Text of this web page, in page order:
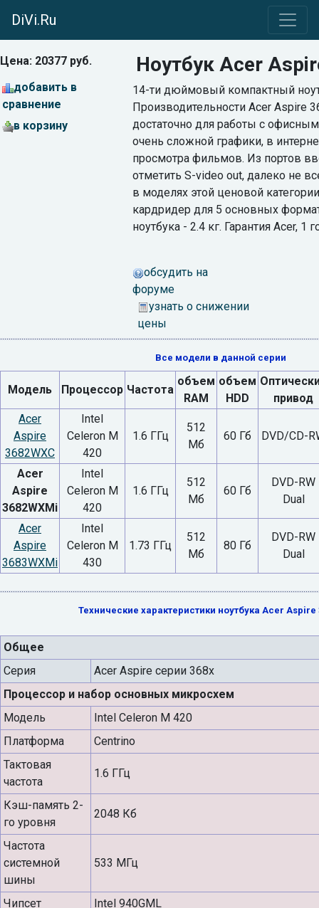
DiVi.Ru
Цена: 20377 руб.
добавить в
сравнение
в корзину
Ноутбук Acer
14-ти дюймовый компактный
Производительности Acer Aspire
достаточно для работы с
очень сложной графики, в
просмотра фильмов. Из портов
отметить S-video out, далеко не
в моделях этой ценовой
кардридер для 5 основных
ноутбука - 2.4 кг. Гарантия Acer, 1
обсудить на
форуме
узнать о снижении
цены
Все модели в данной серии
Модель Процессор Частота
объем
RAM
объем
HDD
привод
Acer
Aspire
3682WXC
Intel
Celeron M
420
1.6 ГГц
512
Мб
60 Гб DVD/CD-
Acer
Aspire
3682WXMi
Intel
Celeron M
420
1.6 ГГц
512
Мб
60 Гб
DVD-RW
Dual
Acer
Aspire
3683WXMi
Intel
Celeron M
430
1.73 ГГц
512
Мб
80 Гб
DVD-RW
Dual
Технические характеристики ноутбука Acer Aspire
Общее
Серия
Acer Aspire серии 368x
Процессор и набор основных микросхем
Модель
Intel Celeron M 420
Платформа
Centrino
Тактовая
частота
1.6 ГГц
Кэш-память 2-
го уровня
2048 Кб
Частота
системной
шины
533 МГц
Чипсет
Intel 940GML